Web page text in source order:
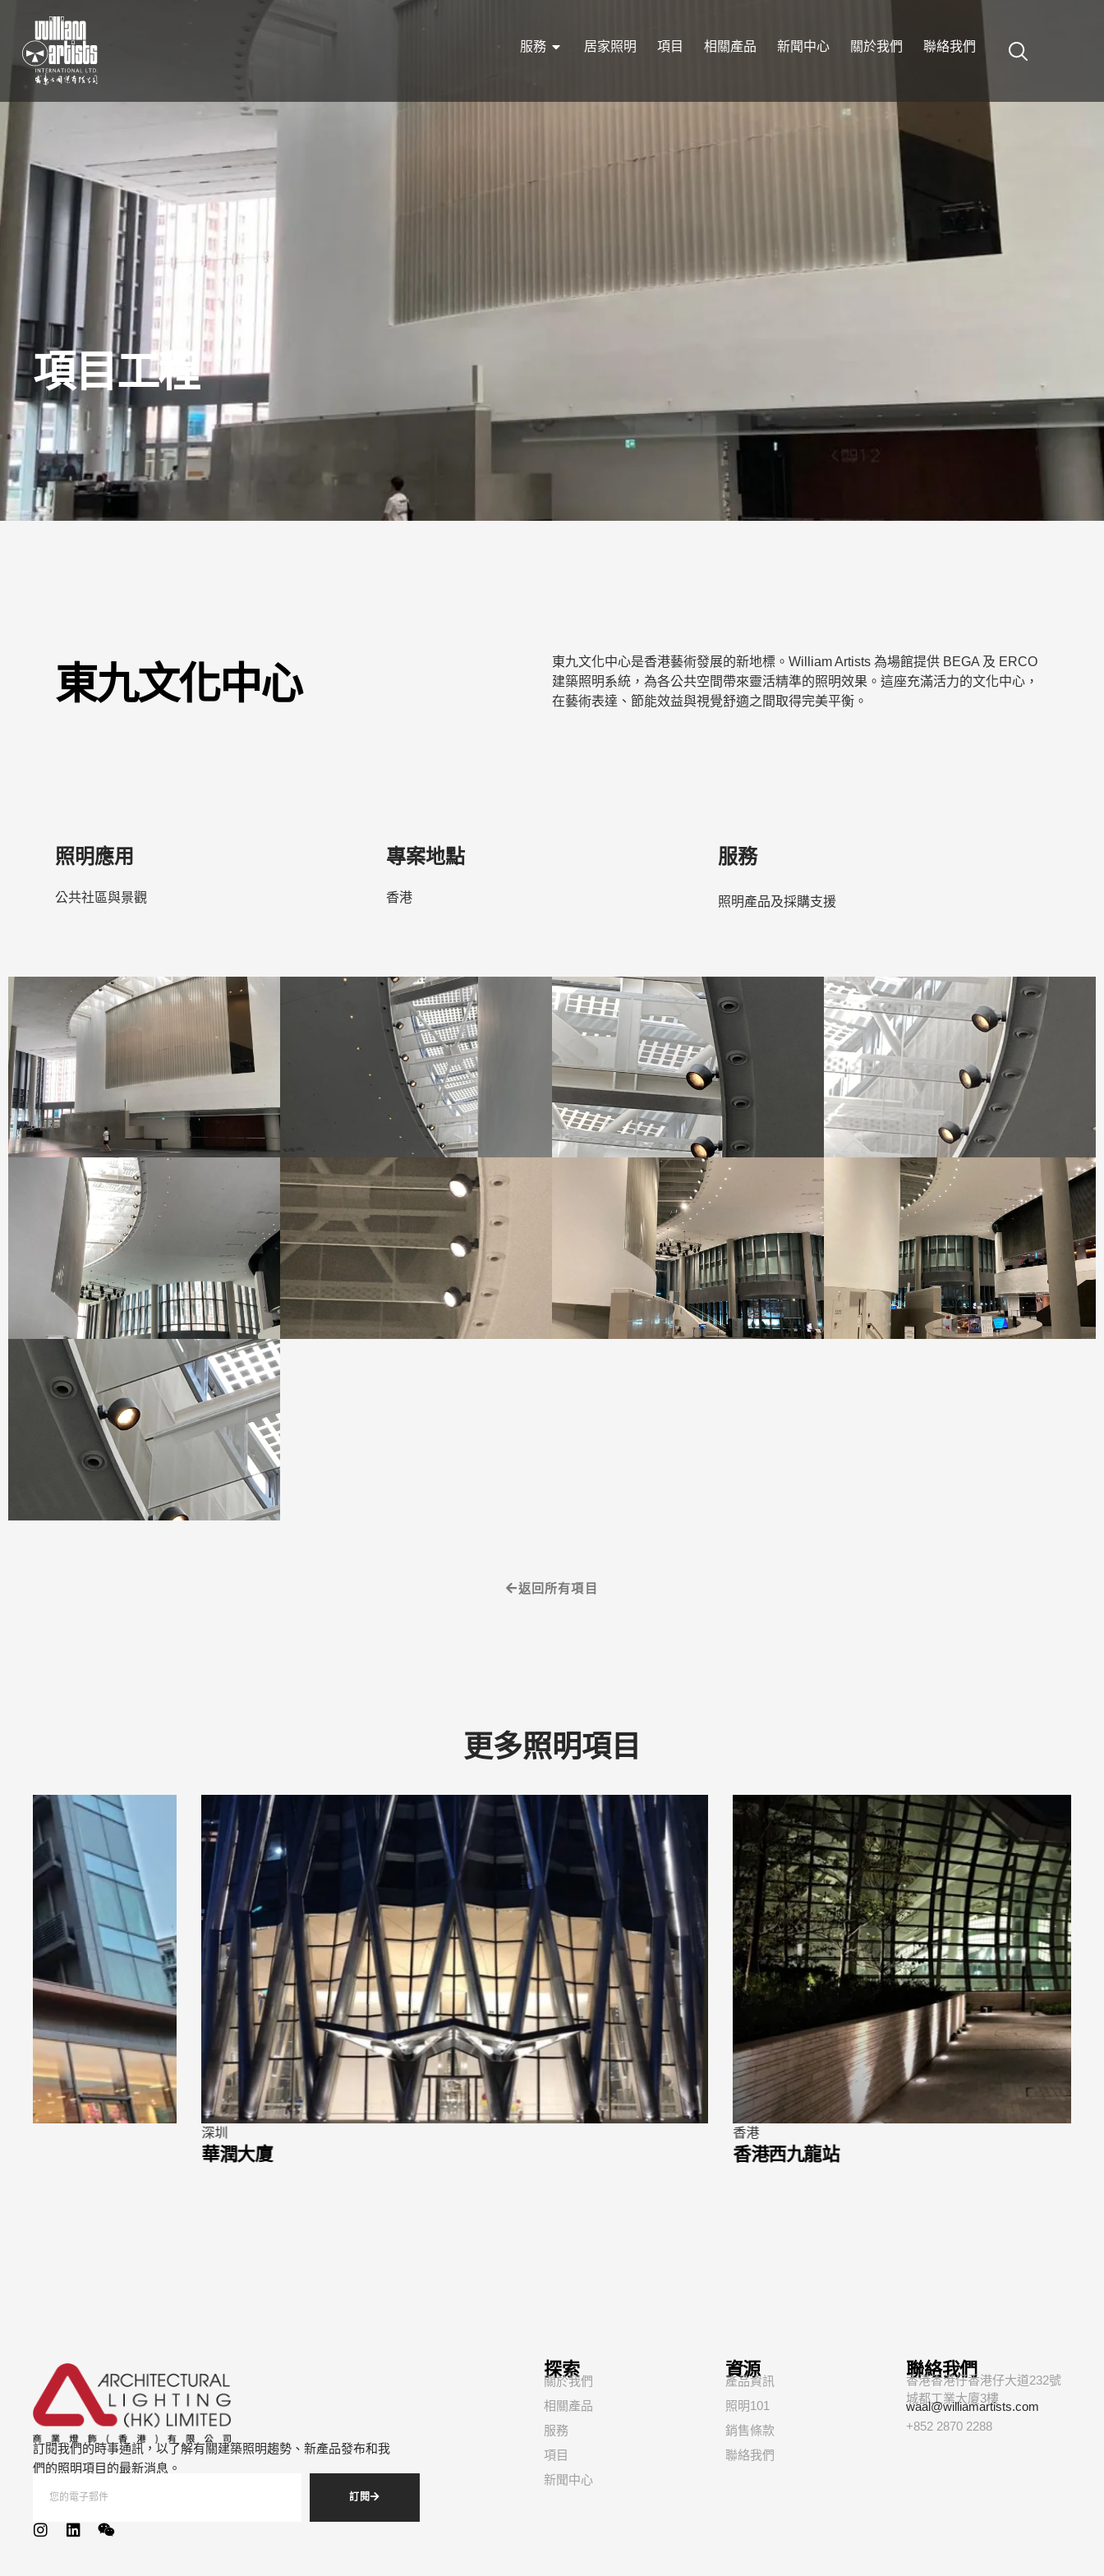
服務 居家照明 項目 相關產品 新聞中心 關於我們 聯絡我們
項目工程
東九文化中心
東九文化中心是香港藝術發展的新地標。William Artists 為場館提供 BEGA 及 ERCO
建築照明系統，為各公共空間帶來靈活精準的照明效果。這座充滿活力的文化中心，
在藝術表達、節能效益與視覺舒適之間取得完美平衡。
照明應用
公共社區與景觀
專案地點
香港
服務
照明產品及採購支援
返回所有項目
更多照明項目
訂閱我們的時事通訊，以了解有關建築照明趨勢、新產品發布和我
們的照明項目的最新消息。
訂閱
探索
關於我們
相關產品
服務
項目
新聞中心
資源
產品資訊
照明101
銷售條款
聯絡我們
聯絡我們
香港香港仔香港仔大道232號
城都工業大廈3樓
waal@williamartists.com
+852 2870 2288